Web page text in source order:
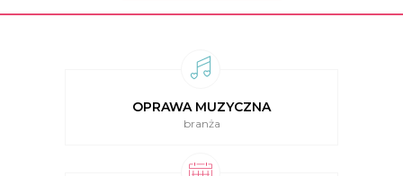
OPRAWA MUZYCZNA
branża